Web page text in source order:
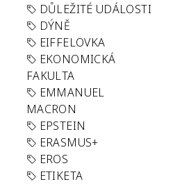
DŮLEŽITÉ UDÁLOSTI
DÝNĚ
EIFFELOVKA
EKONOMICKÁ
FAKULTA
EMMANUEL
MACRON
EPSTEIN
ERASMUS+
EROS
ETIKETA